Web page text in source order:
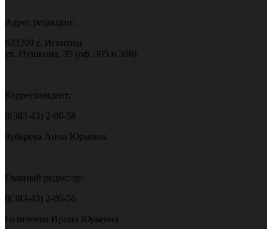
Адрес редакции:
633209 г. Искитим
ул. Пушкина, 39 (оф. 305 и 308)
Корреспондент:
8(383-43) 2-06-58
Зубарева Анна Юрьевна
Главный редактор:
8(383-43) 2-06-56
Голиченко Ирина Юрьевна